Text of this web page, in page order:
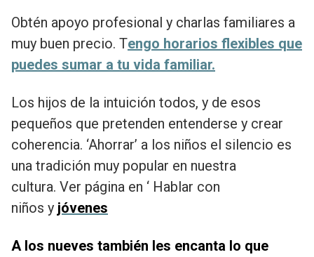
Obtén apoyo profesional y charlas familiares a
muy buen precio. Tengo horarios flexibles que
puedes sumar a tu vida familiar.
Los hijos de la intuición todos, y de esos
pequeños que pretenden entenderse y crear
coherencia. ‘Ahorrar’ a los niños el silencio es
una tradición muy popular en nuestra
cultura. Ver página en ‘ Hablar con
niños y jóvenes
A los nueves también les encanta lo que